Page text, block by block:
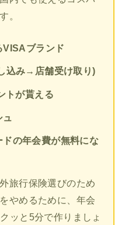
。
VISAブランド
込み→店舗受け取り)
トが貰える
の年会費が無料にな
旅行保険選びのため
やめるために、年会
ッと5分で作りましょ